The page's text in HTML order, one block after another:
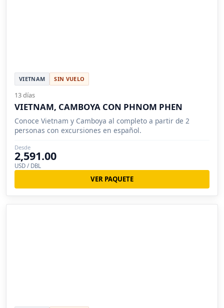
VIETNAM SIN VUELO
13 días
VIETNAM, CAMBOYA CON PHNOM PHEN
Conoce Vietnam y Camboya al completo a partir de 2
personas con excursiones en español.
Desde
2,591.00
USD / DBL
VER PAQUETE